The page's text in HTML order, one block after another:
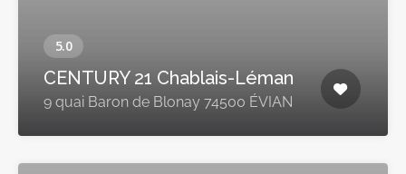
CENTURY 21 Chablais-Léman
9 quai Baron de Blonay 74500 ÉVIAN